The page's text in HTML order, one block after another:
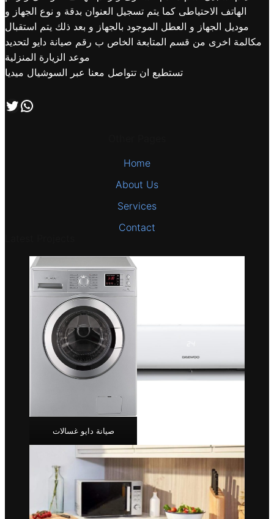
الهاتف الاحتياطى كما يتم تسجيل العنوان بدقة و نوع الجهاز و
موديل الجهاز و العطل الموجود بالجهاز و بعد ذلك يتم استقبال
مكالمة اخرى من قسم المتابعة الخاص ب رقم صيانة دايو لتحديد
موعد الزيارة المنزلية
تستطيع ان تتواصل معنا عبر السوشيال ميديا
تابعنا علي صفحة التويتر اتصل بنا علي طريق الوتساب
Home
About Us
Services
Contact
صيانة دايو غسالات